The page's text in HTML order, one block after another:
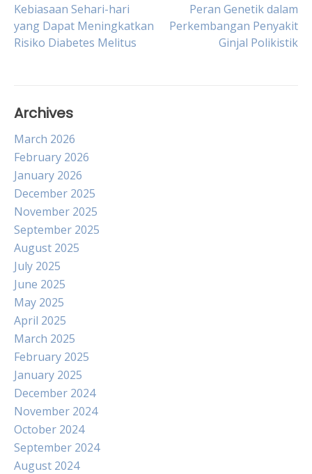
Post
navigation
Kebiasaan Sehari-hari
yang Dapat Meningkatkan
Risiko Diabetes Melitus
Peran Genetik dalam
Perkembangan Penyakit
Ginjal Polikistik
Archives
March 2026
February 2026
January 2026
December 2025
November 2025
September 2025
August 2025
July 2025
June 2025
May 2025
April 2025
March 2025
February 2025
January 2025
December 2024
November 2024
October 2024
September 2024
August 2024